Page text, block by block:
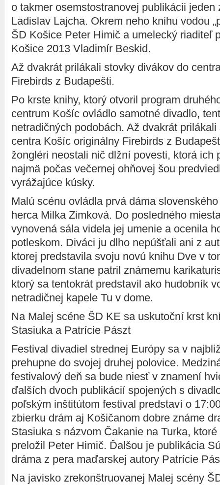
o takmer osemstostranovej publikácii jeden
Ladislav Lajcha. Okrem neho knihu vodou
ŠD Košice Peter Himič a umelecký riaditeľ
Košice 2013 Vladimír Beskid.
Až dvakrát prilákali stovky divákov do
Firebirds z Budapešti.
Po krste knihy, ktorý otvoril program
centrum Košíc ovládlo samotné divadlo,
netradičných podobách. Až dvakrát
centra Košíc originálny Firebirds z
žongléri neostali nič dlžní povesti, ktorá ich
najmä počas večernej ohňovej šou
vyrážajúce kúsky.
Malú scénu ovládla prvá dáma
herca Milka Zimková. Do posledného
vynovená sála videla jej umenie a ocenila
potleskom. Diváci ju dlho nepúšťali ani z
ktorej predstavila svoju novú knihu Dve v
divadelnom stane patril známemu
ktorý sa tentokrát predstavil ako hudobník
netradičnej kapele Tu v dome.
Na Malej scéne ŠD KE sa uskutoční krst
Stasiuka a Patrície Pászt
Festival divadiel strednej Európy sa v
prehupne do svojej druhej polovice.
festivalový deň sa bude niesť v znamení
ďalších dvoch publikácií spojených s
poľským inštitútom festival predstaví o
zbierku drám aj Košičanom dobre známe
Stasiuka s názvom Čakanie na Turka,
preložil Peter Himič. Ďalšou je publikácia
dráma z pera maďarskej autory Patrície
Na javisko zrekonštruovanej Malej scény